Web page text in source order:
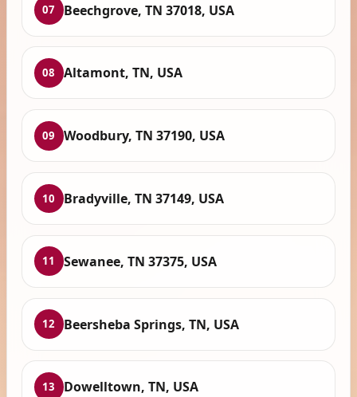
07 Beechgrove, TN 37018, USA
08 Altamont, TN, USA
09 Woodbury, TN 37190, USA
10 Bradyville, TN 37149, USA
11 Sewanee, TN 37375, USA
12 Beersheba Springs, TN, USA
13 Dowelltown, TN, USA